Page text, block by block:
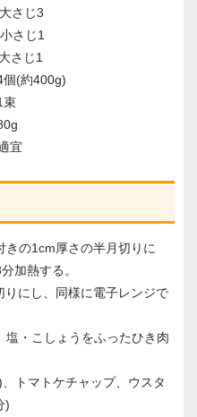
さじ3
さじ1
さじ1
(約400g)
束
宜
の1cm厚さの半月切りに
加熱する。
にし、同様に電子レンジで
・こしょうをふったひき肉
トマトケチャップ、ウスタ
)